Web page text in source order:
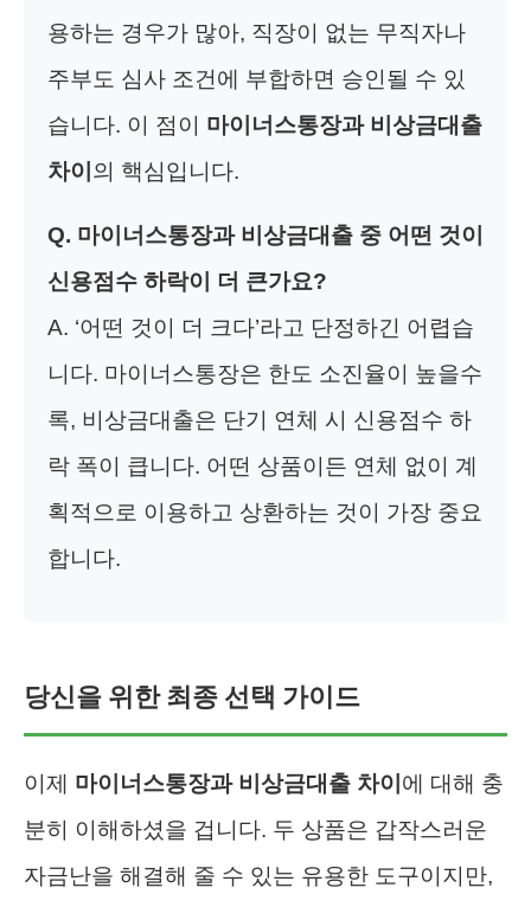
용하는 경우가 많아, 직장이 없는 무직자나
주부도 심사 조건에 부합하면 승인될 수 있
습니다. 이 점이 마이너스통장과 비상금대출
차이 의 핵심입니다.
Q. 마이너스통장과 비상금대출 중 어떤 것이
신용점수 하락이 더 큰가요?
A. ‘어떤 것이 더 크다’라고 단정하긴 어렵습
니다. 마이너스통장은 한도 소진율이 높을수
록, 비상금대출은 단기 연체 시 신용점수 하
락 폭이 큽니다. 어떤 상품이든 연체 없이 계
획적으로 이용하고 상환하는 것이 가장 중요
합니다.
당신을 위한 최종 선택 가이드
이제 마이너스통장과 비상금대출 차이 에 대해 충
분히 이해하셨을 겁니다. 두 상품은 갑작스러운
자금난을 해결해 줄 수 있는 유용한 도구이지만,